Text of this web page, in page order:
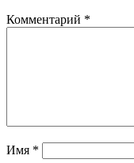
Комментарий *
Имя *